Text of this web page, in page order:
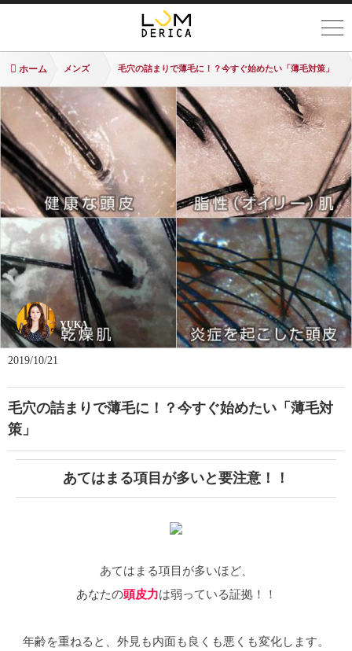
ホーム メンズ 毛穴の詰まりで薄毛に！？今すぐ始めたい「薄毛対策」
YUKA
2019/10/21
毛穴の詰まりで薄毛に！？今すぐ始めたい「薄毛対
策」
あてはまる項目が多いと要注意！！
あてはまる項目が多いほど、
あなたの頭皮力は弱っている証拠！！
年齢を重ねると、外見も内面も良くも悪くも変化します。